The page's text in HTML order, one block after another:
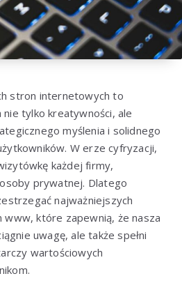
stron internetowych to
tylko kreatywności, ale
myślenia i solidnego
W erze cyfryzacji,
każdej firmy,
prywatnej. Dlatego
najważniejszych
które zapewnią, że nasza
uwagę, ale także spełni
wartościowych